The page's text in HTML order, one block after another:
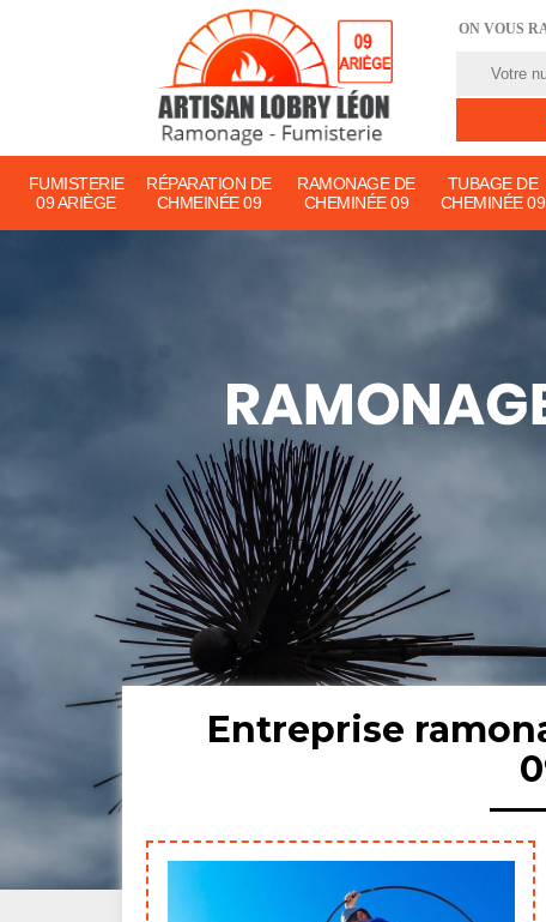
ON VOUS
FUMISTERIE
09 ARIÈGE
RÉPARATION DE
CHMEINÉE 09
RAMONAGE DE
CHEMINÉE 09
TUBAGE DE
CHEMINÉE 09
Entreprise